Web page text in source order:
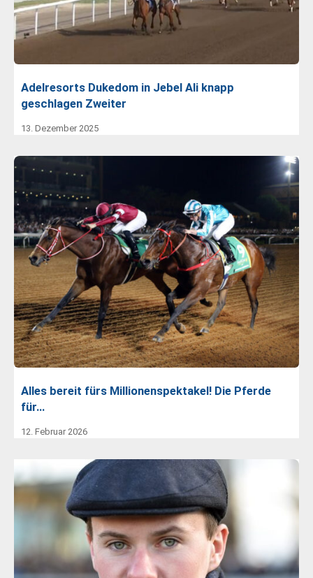
Adelresorts Dukedom in Jebel Ali knapp
geschlagen Zweiter
13. Dezember 2025
Alles bereit fürs Millionenspektakel! Die Pferde
für…
12. Februar 2026